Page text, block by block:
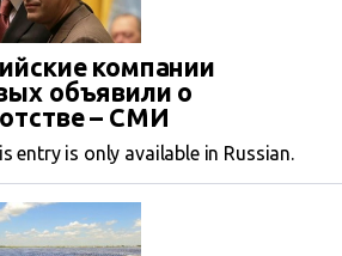
компании
объявили о
– СМИ
entry is only available in Russian.